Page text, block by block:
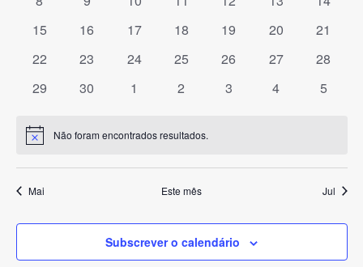
0
15
0
16
0
17
0
18
0
19
0
20
0
21
0
22
0
23
0
24
0
25
0
26
0
27
0
28
0
29
0
30
0
1
0
2
0
3
0
4
0
5
Aviso Não foram encontrados resultados.
Mai Este mês Jul
Subscrever o calendário